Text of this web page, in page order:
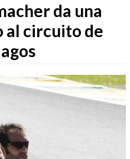
da una
al circuito de